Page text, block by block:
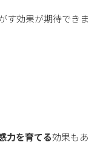
す効果が期待できま
力を育てる効果もあ